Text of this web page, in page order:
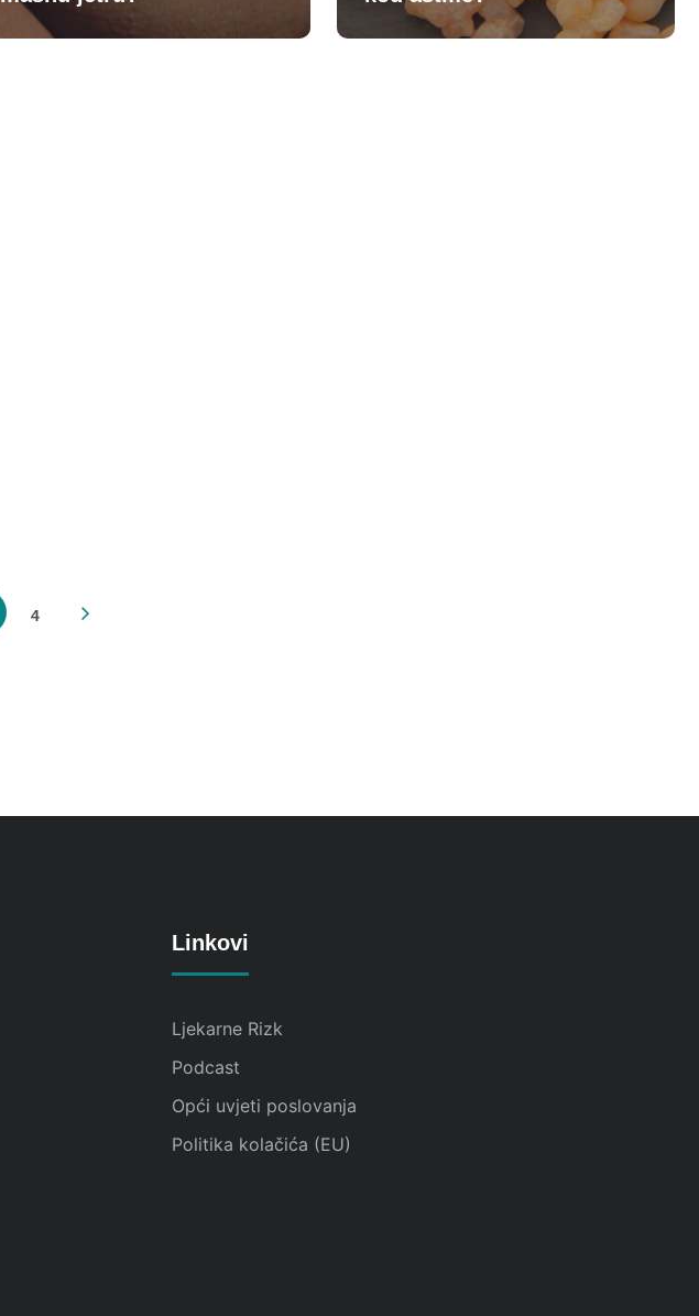
4
Linkovi
Ljekarne Rizk
Podcast
Opći uvjeti poslovanja
Politika kolačića (EU)